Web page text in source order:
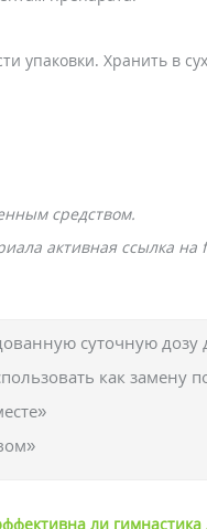
упаковки. Хранить в
средством.
активная ссылка на
суточную дозу
как замену
ли гимнастика